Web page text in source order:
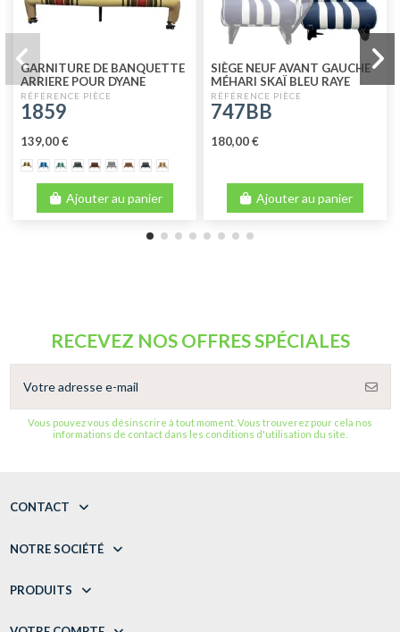
GARNITURE DE BANQUETTE
ARRIERE POUR DYANE
RABATTABLE TISSU BEIGE
RAYE ROUGE
1859
139,00 €
Ajouter au panier
SIÈGE NEUF AVANT GAUCHE
MÉHARI SKAÏ BLEU RAYE
BLANC
747BB
180,00 €
Ajouter au panier
RECEVEZ NOS OFFRES SPÉCIALES
Vous pouvez vous désinscrire à tout moment. Vous trouverez pour cela nos
informations de contact dans les conditions d'utilisation du site.
CONTACT
NOTRE SOCIÉTÉ
PRODUITS